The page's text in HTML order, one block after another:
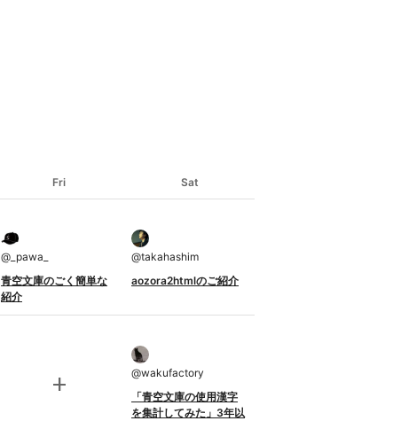
Fri Sat
@ _pawa_
青空文庫のごく簡単な
紹介
@takahashim
aozora2htmlのご紹介
add @wakufactory
「青空文庫の使用漢字
を集計してみた」3年以